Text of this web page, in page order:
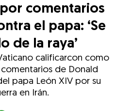
comentarios
el papa: ‘Se
de la raya’
calificarcon como
comentarios de Donald
papa León XIV por su
en Irán.